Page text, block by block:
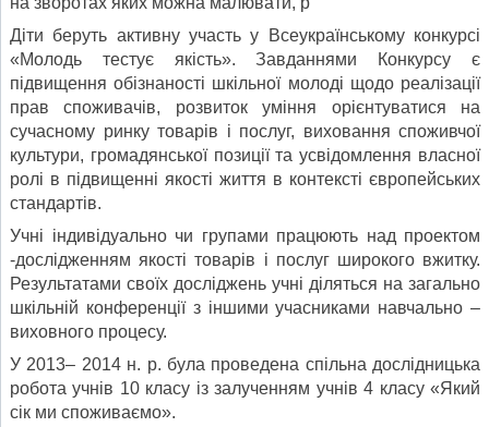
Діти беруть активну участь у Всеукраїнському конкурсі
«Молодь тестує якість». Завданнями Конкурсу є
підвищення обізнаності шкільної молоді щодо реалізації
прав споживачів, розвиток уміння орієнтуватися на
сучасному ринку товарів і послуг, виховання споживчої
культури, громадянської позиції та усвідомлення власної
ролі в підвищенні якості життя в контексті європейських
стандартів.
Учні індивідуально чи групами працюють над проектом
-дослідженням якості товарів і послуг широкого вжитку.
Результатами своїх досліджень учні діляться на загально
шкільній конференції з іншими учасниками навчально –
виховного процесу.
У 2013– 2014 н. р. була проведена спільна дослідницька
робота учнів 10 класу із залученням учнів 4 класу «Який
сік ми споживаємо».